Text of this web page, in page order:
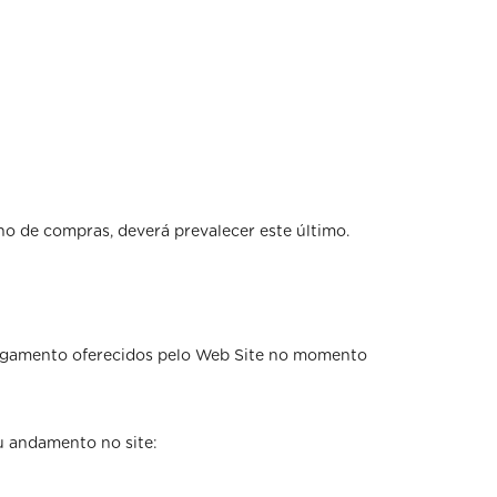
de compras, deverá prevalecer este último.
oferecidos pelo Web Site no momento
andamento no site: